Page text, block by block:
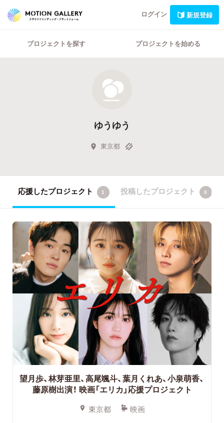
ログイン 新規登録
プロジェクトを探す プロジェクトを始める
ゆうゆう
東京都
応援したプロジェクト 1 投稿したプロジェクト 0
望月歩、林芽亜里、高尾颯斗、葉月くれあ、小泉萌香、
藤原樹出演！ 映画「エリカ」応援プロジェクト
東京都 映画